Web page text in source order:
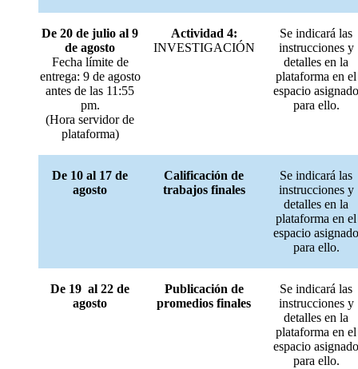
De 20 de julio al 9
de agosto
Fecha límite de
entrega: 9 de agosto
antes de las 11:55
pm.
(Hora servidor de
plataforma)
Actividad 4:
INVESTIGACIÓN
Se indicará las
instrucciones y
detalles en la
plataforma en el
espacio asignado
para ello.
De 10 al 17 de
agosto
Calificación de
trabajos finales
Se indicará las
instrucciones y
detalles en la
plataforma en el
espacio asignado
para ello.
De 19 al 22 de
agosto
Publicación de
promedios finales
Se indicará las
instrucciones y
detalles en la
plataforma en el
espacio asignado
para ello.